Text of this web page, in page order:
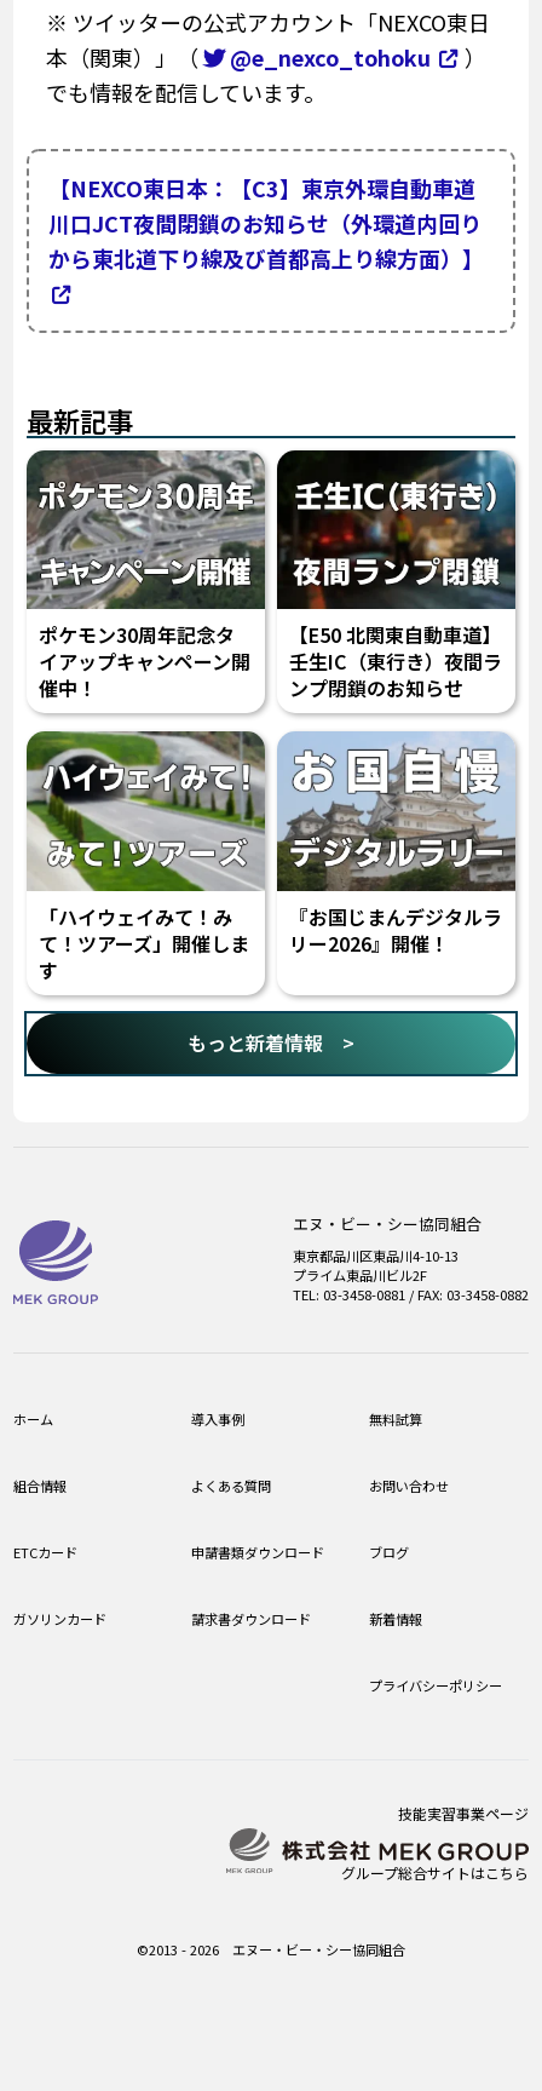
※ ツイッターの公式アカウント「NEXCO東日
本（関東）」（
@e_nexco_tohoku
）
でも情報を配信しています。
【NEXCO東日本：【C3】東京外環自動車道
川口JCT夜間閉鎖のお知らせ（外環道内回り
から東北道下り線及び首都高上り線方面）】
最新記事
ポケモン30周年記念タ
イアップキャンペーン開
催中！
【E50 北関東自動車道】
壬生IC（東行き）夜間ラ
ンプ閉鎖のお知らせ
「ハイウェイみて！み
て！ツアーズ」開催しま
す
『お国じまんデジタルラ
リー2026』開催！
もっと新着情報 >
ホーム
組合情報
ETCカード
ガソリンカード
導入事例
よくある質問
申請書類ダウンロード
請求書ダウンロード
無料試算
お問い合わせ
ブログ
新着情報
プライバシーポリシー
エヌ・ビー・シー協同組合
東京都品川区東品川4-10-13
プライム東品川ビル2F
TEL: 03-3458-0881 / FAX: 03-3458-0882
技能実習事業ページ
グループ総合サイトはこちら
©2013 - 2026 エヌー・ビー・シー協同組合